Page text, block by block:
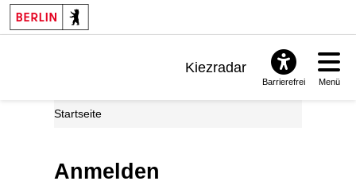
Kiezradar
Barrierefrei Menü
Startseite
Anmelden